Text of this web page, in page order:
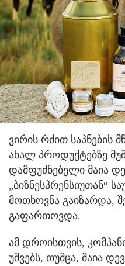
ვირის რძით საპნების
ახალ პროდუქტებზე
დამფუძნებელი მაია
„ბიზნესპრენსიუთან“
მოთხოვნა გაიზარდა,
გაფართოვდა.
ამ დროისთვის,
უშვებს, თუმცა, მაია